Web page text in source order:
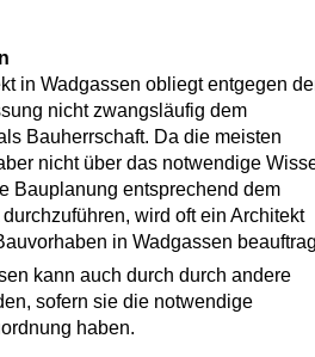
in Wadgassen obliegt entgegen
nicht zwangsläufig dem
Bauherrschaft. Da die meisten
nicht über das notwendige
Bauplanung entsprechend dem
wird oft ein Architekt
in Wadgassen
kann auch durch durch andere
sofern sie die notwendige
haben.